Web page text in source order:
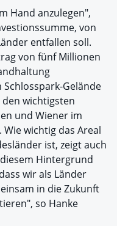
Hand anzulegen",
von
entfallen soll.
von fünf Millionen
Gelände
den wichtigsten
und Wiener im
wichtig das Areal
ist, zeigt auch
Hintergrund
wir als Länder
in die Zukunft
so Hanke